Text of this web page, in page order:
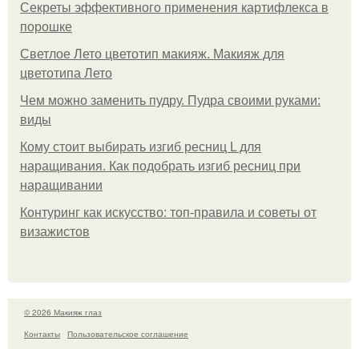
Секреты эффективного применения картифлекса в
порошке
Светлое Лето цветотип макияж. Макияж для
цветотипа Лето
Чем можно заменить пудру. Пудра своими руками:
виды
Кому стоит выбирать изгиб ресниц L для
наращивания. Как подобрать изгиб ресниц при
наращивании
Контуринг как искусство: топ-правила и советы от
визажистов
© 2026 Макияж глаз
Контакты
Пользовательское соглашение